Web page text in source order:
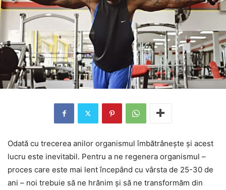
Odată cu trecerea anilor organismul îmbătrânește și acest
lucru este inevitabil. Pentru a ne regenera organismul –
proces care este mai lent începând cu vârsta de 25-30 de
ani – noi trebuie să ne hrănim și să ne transformăm din